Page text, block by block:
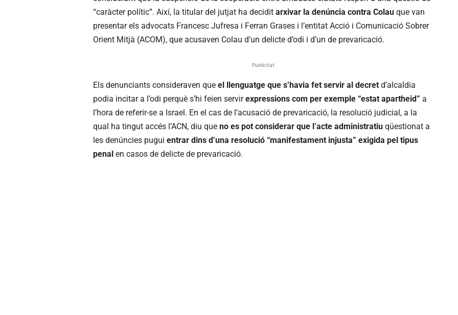
“caràcter polític”. Així, la titular del jutjat ha decidit arxivar la denúncia contra Colau que van
presentar els advocats Francesc Jufresa i Ferran Grases i l’entitat Acció i Comunicació Sobrer
Orient Mitjà (ACOM), que acusaven Colau d’un delicte d’odi i d’un de prevaricació.
Publicitat
Els denunciants consideraven que el llenguatge que s’havia fet servir al decret d’alcaldia
podia incitar a l’odi perquè s’hi feien servirexpressions com per exemple “estat apartheid” a
l’hora de referir-se a Israel. En el cas de l’acusació de prevaricació, la resolució judicial, a la
qual ha tingut accés l’ACN, diu que no es pot considerar que l’acte administratiu qüestionat a
les denúncies pugui entrar dins d’una resolució “manifestament injusta” exigida pel tipus
penal en casos de delicte de prevaricació.